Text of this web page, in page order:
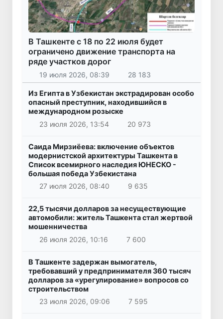
В Ташкенте с 18 по 22 июля будет
ограничено движение транспорта на
ряде участков дорог
19 июля 2026, 08:39 28 183
Из Египта в Узбекистан экстрадирован особо
опасный преступник, находившийся в
международном розыске
23 июля 2026, 13:54
20 973
Саида Мирзиёева: включение объектов
модернистской архитектуры Ташкента в
Список всемирного наследия ЮНЕСКО -
большая победа Узбекистана
27 июля 2026, 08:40
9 635
22,5 тысячи долларов за несуществующие
автомобили: житель Ташкента стал жертвой
мошенничества
26 июля 2026, 10:16
7 600
В Ташкенте задержан вымогатель,
требовавший у предпринимателя 360 тысяч
долларов за «урегулирование» вопросов со
строительством
23 июля 2026, 09:06
7 595